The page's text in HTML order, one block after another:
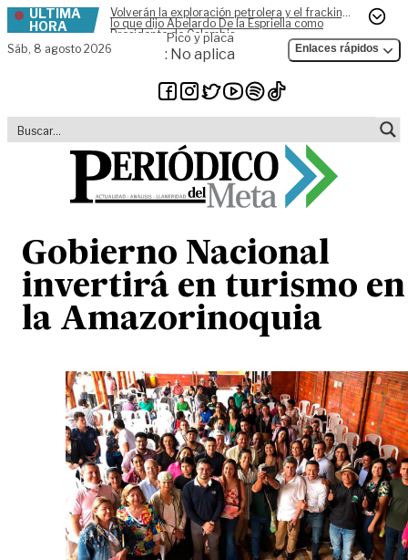
Skip to content
ÚLTIMA
HORA
Volverán la exploración petrolera y el fracking,
lo que dijo Abelardo De la Espriella como
Presidente de Colombia
Sáb, 8 agosto 2026
Pico y placa
: No aplica Enlaces rápidos
Gobierno Nacional
invertirá en turismo en
la Amazorinoquia